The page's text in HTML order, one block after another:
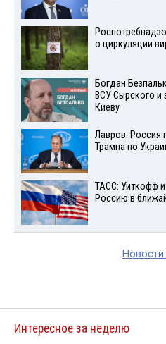
о циркуляции
Богдан
ВСУ Сырского и
Киеву
Лавров: Россия
Трампа по
ТАСС: Уиткофф и
Россию в
Интересное за неделю